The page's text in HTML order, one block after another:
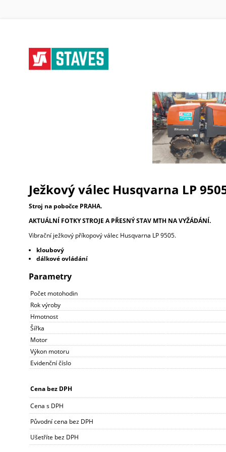
Ježkový válec Husqvarna LP
Stroj na pobočce PRAHA.
AKTUÁLNÍ FOTKY STROJE A PŘESNÝ STAV MTH NA VYŽÁDÁNÍ.
Vibrační ježkový příkopový válec Husqvarna LP 9505.
kloubový
dálkové ovládání
Parametry
Počet motohodin
Rok výroby
Hmotnost
Šířka
Motor
Výkon motoru
Evidenční číslo
Cena bez DPH
Cena s DPH
Původní cena bez DPH
Ušetříte bez DPH